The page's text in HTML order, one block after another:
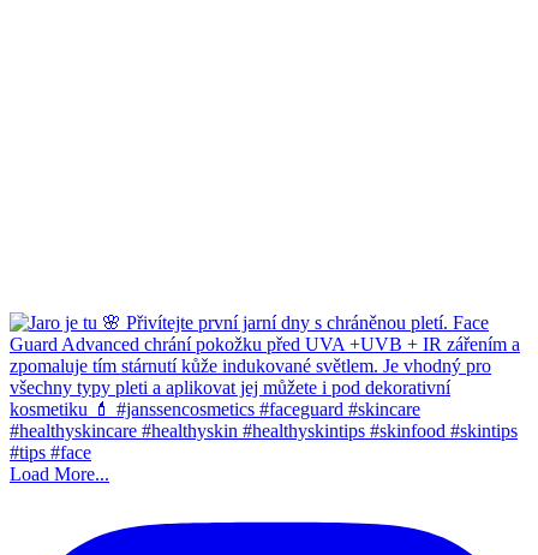
Load More...